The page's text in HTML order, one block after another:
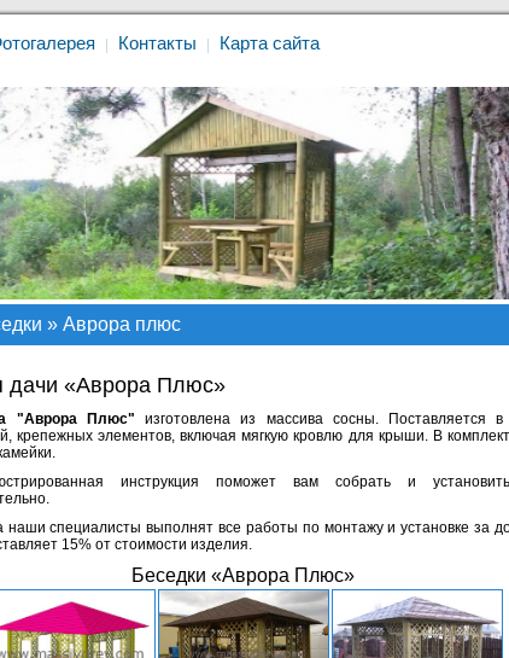
Контакты Карта сайта
» Аврора плюс
дачи «Аврора Плюс»
"Аврора Плюс" изготовлена из массива сосны. Поставляется
крепежных элементов, включая мягкую кровлю для крыши. В
инструкция поможет вам собрать и
наши специалисты выполнят все работы по монтажу и установке за
15% от стоимости изделия.
Беседки «Аврора Плюс»